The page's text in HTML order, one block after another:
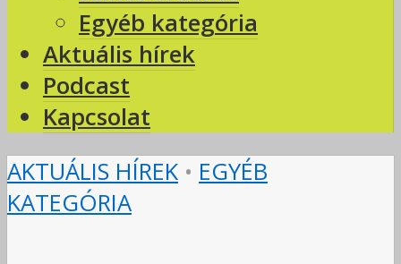
Egyéb kategória
Aktuális hírek
Podcast
Kapcsolat
AKTUÁLIS HÍREK • EGYÉB
KATEGÓRIA